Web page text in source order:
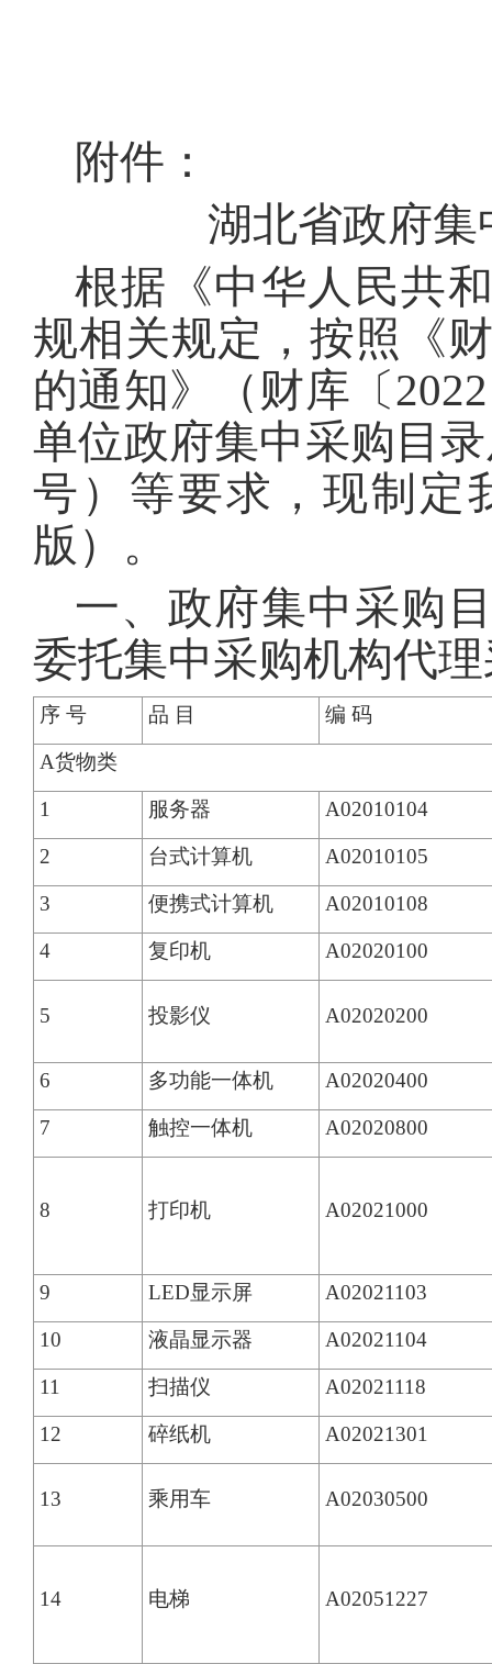
附件：
湖北省政府集
根据《中华人民共
规相关规定，按照《
的通知》（财库〔
单位政府集中采购目
号）等要求，现制定
版）。
一、政府集中采购
委托集中采购机构代
序 号 品 目 编 码
A货物类
1 服务器 A02010104
2 台式计算机 A02010105
3 便携式计算机 A02010108
4 复印机 A02020100
5 投影仪 A02020200
6 多功能一体机 A02020400
7 触控一体机 A02020800
8 打印机 A02021000
9 LED显示屏 A02021103
10 液晶显示器 A02021104
11 扫描仪 A02021118
12 碎纸机 A02021301
13 乘用车 A02030500
14 电梯 A02051227